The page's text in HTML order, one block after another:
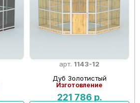
арт. 1143-12
Дуб Золотистый
Изготовление
221 786 р.